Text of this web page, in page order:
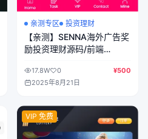
亲测专区 投资理财
【亲测】SENNA海外广告奖
励投资理财源码/前端
17.8W 0
¥500
2025年8月21日
VIP 免费